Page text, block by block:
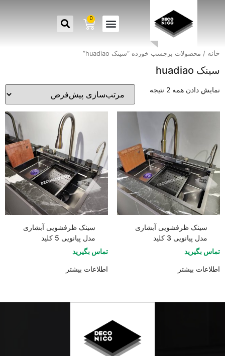
0
خانه / محصولات برچسب خورده “سینک huadiao”
سینک huadiao
نمایش دادن همه 2 نتیجه
سینک ظرفشویی آبشاری
مدل پیانویی 3 کلید
تماس بگیرید
اطلاعات بیشتر
سینک ظرفشویی آبشاری
مدل پیانویی 5 کلید
تماس بگیرید
اطلاعات بیشتر